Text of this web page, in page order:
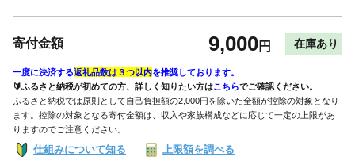
寄付金額 9,000円 在庫あり
一度に決済する返礼品数は３つ以内を推奨しております。
🔰ふるさと納税が初めての方、詳しく知りたい方はこちらでご確認ください。
ふるさと納税では原則として自己負担額の2,000円を除いた全額が控除の対象となり
ます。控除の対象となる寄付金額は、収入や家族構成などに応じて一定の上限があ
りますのでご注意ください。
仕組みについて知る 上限額を調べる